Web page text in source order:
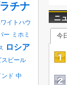
チナ
イトハウ
ー ミホミ
ロシア
スビール
ド 中